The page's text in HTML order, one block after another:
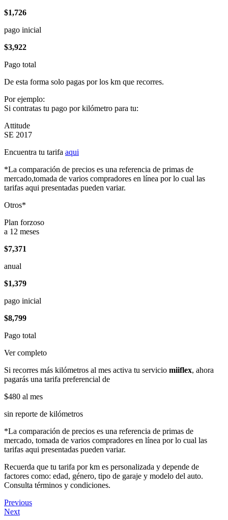
$1,726
pago inicial
$3,922
Pago total
De esta forma solo pagas por los km que recorres.
Por ejemplo:
Si contratas tu pago por kilómetro para tu:
Attitude
SE 2017
Encuentra tu tarifa aqui
*La comparación de precios es una referencia de primas de
mercado,tomada de varios compradores en línea por lo cual las
tarifas aqui presentadas pueden variar.
Otros*
Plan forzoso
a 12 meses
$7,371
anual
$1,379
pago inicial
$8,799
Pago total
Ver completo
Si recorres más kilómetros al mes activa tu servicio miiflex, ahora
pagarás una tarifa preferencial de
$480 al mes
sin reporte de kilómetros
*La comparación de precios es una referencia de primas de
mercado, tomada de varios compradores en línea por lo cual las
tarifas aqui presentadas pueden variar.
Recuerda que tu tarifa por km es personalizada y depende de
factores como: edad, género, tipo de garaje y modelo del auto.
Consulta términos y condiciones.
Previous
Next